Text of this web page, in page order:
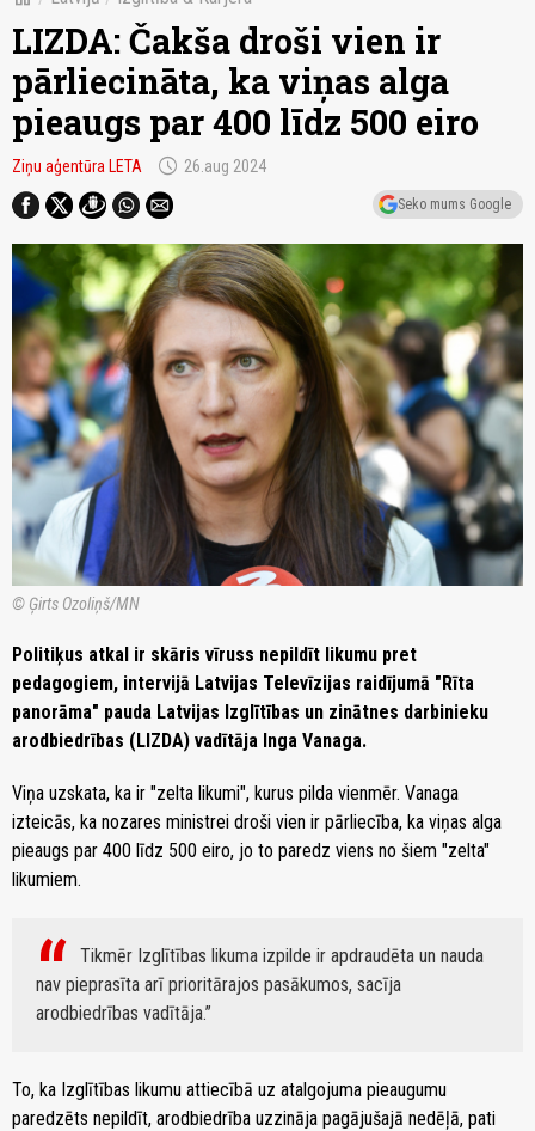
LIZDA: Čakša droši vien ir
pārliecināta, ka viņas alga
pieaugs par 400 līdz 500 eiro
Ziņu aģentūra LETA schedule 26.aug 2024
Seko mums Google
© Ģirts Ozoliņš/MN
Politiķus atkal ir skāris vīruss nepildīt likumu pret
pedagogiem, intervijā Latvijas Televīzijas raidījumā "Rīta
panorāma" pauda Latvijas Izglītības un zinātnes darbinieku
arodbiedrības (LIZDA) vadītāja Inga Vanaga.
Viņa uzskata, ka ir "zelta likumi", kurus pilda vienmēr. Vanaga
izteicās, ka nozares ministrei droši vien ir pārliecība, ka viņas alga
pieaugs par 400 līdz 500 eiro, jo to paredz viens no šiem "zelta"
likumiem.
Tikmēr Izglītības likuma izpilde ir apdraudēta un nauda
nav pieprasīta arī prioritārajos pasākumos, sacīja
arodbiedrības vadītāja.
To, ka Izglītības likumu attiecībā uz atalgojuma pieaugumu
paredzēts nepildīt, arodbiedrība uzzināja pagājušajā nedēļā, pati